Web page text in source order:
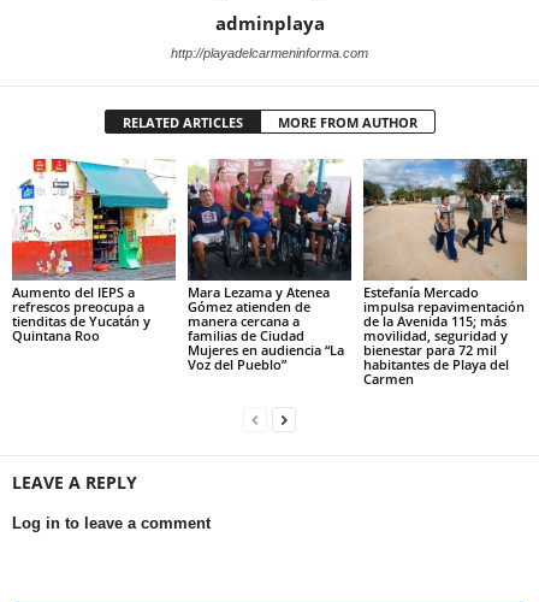
adminplaya
http://playadelcarmeninforma.com
RELATED ARTICLES MORE FROM AUTHOR
Aumento del IEPS a
refrescos preocupa a
tienditas de Yucatán y
Quintana Roo
Mara Lezama y Atenea
Gómez atienden de
manera cercana a
familias de Ciudad
Mujeres en audiencia “La
Voz del Pueblo”
Estefanía Mercado
impulsa repavimentación
de la Avenida 115; más
movilidad, seguridad y
bienestar para 72 mil
habitantes de Playa del
Carmen
LEAVE A REPLY
Log in to leave a comment